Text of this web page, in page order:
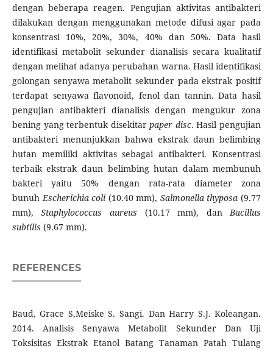
dengan beberapa reagen. Pengujian aktivitas antibakteri
dilakukan dengan menggunakan metode difusi agar pada
konsentrasi 10%, 20%, 30%, 40% dan 50%. Data hasil
identifikasi metabolit sekunder dianalisis secara kualitatif
dengan melihat adanya perubahan warna. Hasil identifikasi
golongan senyawa metabolit sekunder pada ekstrak positif
terdapat senyawa flavonoid, fenol dan tannin. Data hasil
pengujian antibakteri dianalisis dengan mengukur zona
bening yang terbentuk disekitarpaper disc. Hasil pengujian
antibakteri menunjukkan bahwa ekstrak daun belimbing
hutan memiliki aktivitas sebagai antibakteri. Konsentrasi
terbaik ekstrak daun belimbing hutan dalam membunuh
bakteri yaitu 50% dengan rata-rata diameter zona
bunuhEscherichia coli (10.40 mm), Salmonella thyposa(9.77
mm),Staphylococcus aureus (10.17 mm), danBacillus
subtilis (9.67 mm).
REFERENCES
Baud, Grace S,Meiske S. Sangi. Dan Harry S.J. Koleangan.
2014. Analisis Senyawa Metabolit Sekunder Dan Uji
Toksisitas Ekstrak Etanol Batang Tanaman Patah Tulang